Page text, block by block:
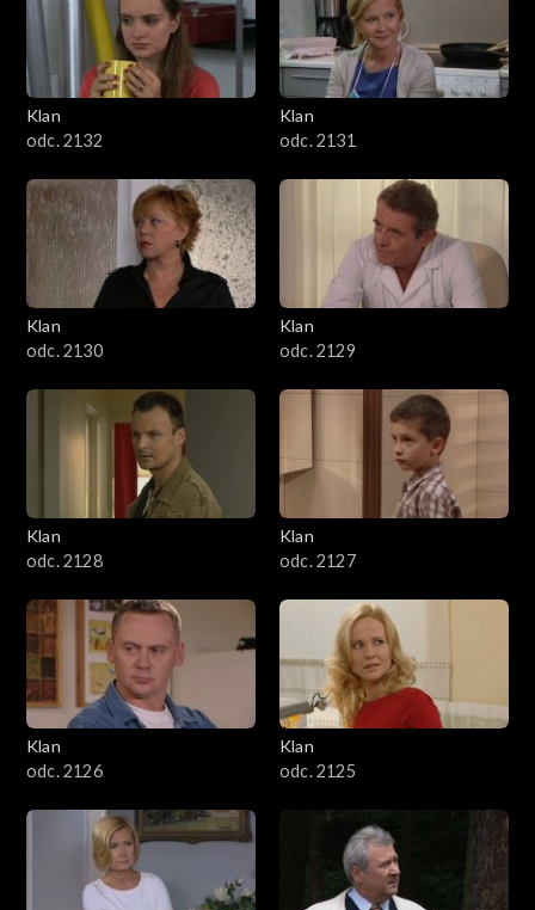
Klan
odc. 2132
Klan
odc. 2131
Klan
odc. 2130
Klan
odc. 2129
Klan
odc. 2128
Klan
odc. 2127
Klan
odc. 2126
Klan
odc. 2125